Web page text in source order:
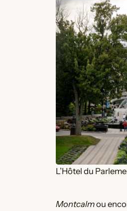
L’Hôtel du
Montcalmou